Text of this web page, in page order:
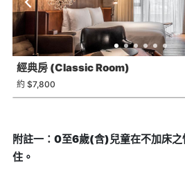
經典房 (Classic Room)
約 $7,800
附註一：0至6歲(含)兒童在不加床之
住。